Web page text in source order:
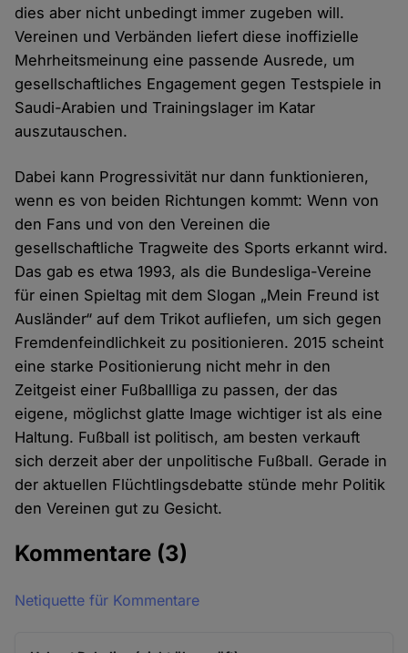
dies aber nicht unbedingt immer zugeben will.
Vereinen und Verbänden liefert diese inoffizielle
Mehrheitsmeinung eine passende Ausrede, um
gesellschaftliches Engagement gegen Testspiele in
Saudi-Arabien und Trainingslager im Katar
auszutauschen.
Dabei kann Progressivität nur dann funktionieren,
wenn es von beiden Richtungen kommt: Wenn von
den Fans und von den Vereinen die
gesellschaftliche Tragweite des Sports erkannt wird.
Das gab es etwa 1993, als die Bundesliga-Vereine
für einen Spieltag mit dem Slogan „Mein Freund ist
Ausländer“ auf dem Trikot aufliefen, um sich gegen
Fremdenfeindlichkeit zu positionieren. 2015 scheint
eine starke Positionierung nicht mehr in den
Zeitgeist einer Fußballliga zu passen, der das
eigene, möglichst glatte Image wichtiger ist als eine
Haltung. Fußball ist politisch, am besten verkauft
sich derzeit aber der unpolitische Fußball. Gerade in
der aktuellen Flüchtlingsdebatte stünde mehr Politik
den Vereinen gut zu Gesicht.
Kommentare (3)
Netiquette für Kommentare